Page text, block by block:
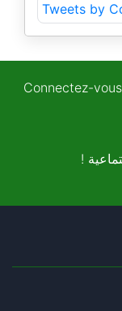
Tweets by
Connectez-